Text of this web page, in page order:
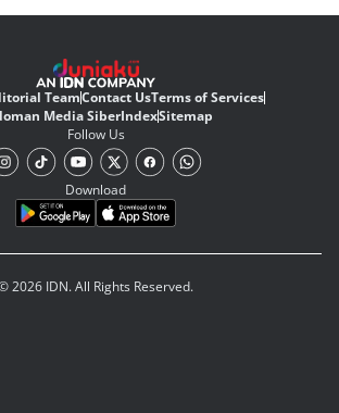
TeamContact UsTerms of Services
Media SiberIndexSitemap
Follow Us
Download
2026 IDN. All Rights Reserved.